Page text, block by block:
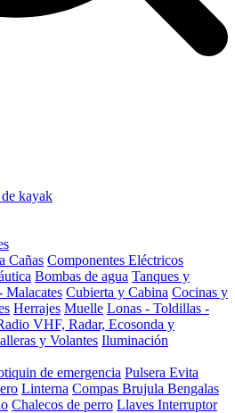
kayak
Cañas Componentes Eléctricos
Bombas de agua Tanques y
Malacates Cubierta y Cabina Cocinas y
Herrajes Muelle Lonas - Toldillas -
VHF, Radar, Ecosonda y
y Volantes Iluminación
de emergencia Pulsera Evita
Linterna Compas Brujula Bengalas
Chalecos de perro Llaves Interruptor